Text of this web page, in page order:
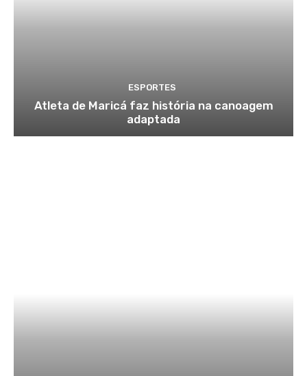
ESPORTES
Atleta de Maricá faz história na canoagem
adaptada